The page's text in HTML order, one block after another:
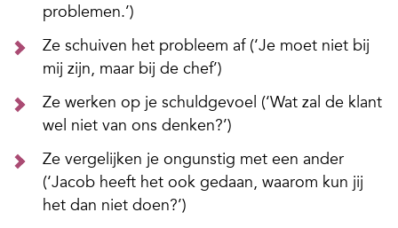
problemen.’)
Ze schuiven het probleem af (‘Je moet niet bij
mij zijn, maar bij de chef’)
Ze werken op je schuldgevoel (‘Wat zal de klant
wel niet van ons denken?’)
Ze vergelijken je ongunstig met een ander
(‘Jacob heeft het ook gedaan, waarom kun jij
het dan niet doen?’)